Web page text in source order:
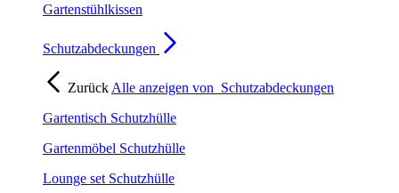
Gartenstühlkissen
Schutzabdeckungen
Zurück Alle anzeigen von Schutzabdeckungen
Gartentisch Schutzhülle
Gartenmöbel Schutzhülle
Lounge set Schutzhülle